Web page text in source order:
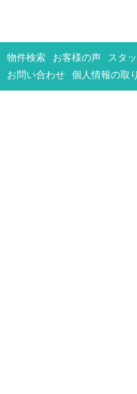
物件検索 お客様の声 スタ
お問い合わせ
個人情報の取